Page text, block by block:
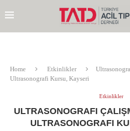
Home Etkinlikler
Ultrasonografi Kursu, Kayseri
Etkinlikler
ULTRASONOGRAFI
ULTRASONOGRAFI